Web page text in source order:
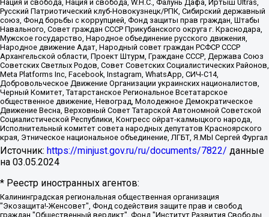
Нация и свобода, Нация и свобода, W.H.С., Фалунь Дафа, Иртыш Ultras,
Русский Патриотический клуб-Новокузнецк/РПК, Сибирский державный
союз, Фонд борьбы с коррупцией, Фонд защиты прав граждан, Штабы
Навального, Совет граждан СССР Прикубанского округа г. Краснодара,
Мужское государство, Народное объединение русского движения,
Народное движение Адат, Народный совет граждан РСФСР СССР
Архангельской области, Проект Штурм, Граждане СССР, Держава Союз
Советских Светлых Родов, Совет Советских Социалистических Районов,
Meta Platforms Inc, Facebook, Instagram, WhatsApp, СИЧ-С14,
Добровольческое Движение Организации украинских националистов,
Черный Комитет, Татарстанское Региональное Всетатарское
общественное движение, Невоград, Молодежное Демократическое
Движение Весна, Верховный Совет Татарской Автономной Советской
Социалистической Республики, Конгресс ойрат-калмыцкого народа,
Исполнительный комитет совета народных депутатов Красноярского
края, Этническое национальное объединение, ЛГБТ, Я.МЫ Сергей Фургал
Источник: https://minjust.gov.ru/ru/documents/7822/ данные
на 03.05.2024
* Реестр иностранных агентов:
Калининградская региональная общественная организация "Экозащита!-Женсовет", Фонд содействия защите прав и свобод граждан "Общественный вердикт", Фонд "Институт Развития Свободы Информации", Частное учреждение "Информационное агентство МЕМО. РУ", Региональная общественная организация "Общественная комиссия по сохранению наследия академика Сахарова", Фонд поддержки свободы прессы, Санкт-Петербургская общественная правозащитная организация "Гражданский контроль", Межрегиональная общественная организация "Информационно-просветительский центр "Мемориал", Региональный Фонд "Центр Защиты Прав Средств Массовой Информации", с 05.12.2023 Фонд "Центр Защиты Прав Средств массовой информации", Региональная общественная благотворительная организация помощи беженцам и мигрантам "Гражданское содействие", Негосударственное образовательное учреждение дополнительного профессионального образования (повышение квалификации) специалистов "АКАДЕМИЯ ПО ПРАВАМ ЧЕЛОВЕКА", Свердловская региональная общественная организация "Сутяжник", Автономная некоммерческая организация "Центр независимых социологических исследований", Союз общественных объединений "Российский исследовательский центр по правам человека", Региональное общественное учреждение научно-информационный центр "МЕМОРИАЛ", Некоммерческая организация "Фонд защиты гласности", Автономная некоммерческая организация "Институт прав человека", Городская общественная организация "Екатеринбургское общество "МЕМОРИАЛ", Городская общественная организация "Рязанское историко-просветительское и правозащитное общество "Мемориал" (Рязанский Мемориал), Челябинский региональный орган общественной самодеятельности – женское общественное объединение "Женщины Евразии", Челябинский региональный орган общественной самодеятельности "Уральская правозащитная группа", Фонд содействия защите здоровья и социальной справедливости имени Андрея Рылькова, Автономная Некоммерческая Организация "Аналитический Центр Юрия Левады", Автономная некоммерческая организация социальной поддержки населения "Проект Апрель", Региональная общественная организация помощи женщинам и детям, находящимся в кризисной ситуации "Информационно-методический центр "Анна", Фонд содействия развитию массовых коммуникаций и правовому просвещению "Так-так-Так", Фонд содействия устойчивому развитию "Серебряная тайга", Свердловский региональный общественный фонд социальных проектов "Новое время", "Idel.Реалии", Кавказ.Реалии, Крым.Реалии, Телеканал Настоящее Время, Татаро-башкирская служба Радио Свобода (Azatliq Radiosi), Радио Свободная Европа/Радио Свобода (PCE/PC), "Сибирь.Реалии", "Фактограф", Благотворительный фонд помощи осужденным и их семьям, Автономная некоммерческая организация "Институт глобализации и социальных движений", Фонд "В защиту прав заключенных", Частное учреждение "Центр поддержки и содействия развитию средств массовой информации", Пензенский региональный общественный благотворительный фонд "Гражданский союз", "Север.Реалии", Некоммерческая организация Фонд "Правовая инициатива", Общество с ограниченной ответственностью "Радио Свободная Европа/Радио Свобода", Чешское информационное агентство "MEDIUM-ORIENT", Красноярская региональная общественная организация "Мы против СПИДа", Камалягин Денис Николаевич, Маркелов Сергей Евгеньевич, Пономарев Лев Александрович, Савицкая Людмила Алексеевна, Автономная некоммерческая организация "Центр по работе с проблемой насилия "НАСИЛИЮ.НЕТ", Межрегиональный профессиональный союз работников здравоохранения "Альянс врачей", Юридическое лицо, зарегистрированное в Латвийской Республике, SIA "Medusa Project" (регистрационный номер 40103797863, дата регистрации 10.06.2014), Некоммерческая организация "Фонд по борьбе с коррупцией", Автономная некоммерческая организация "Институт права и публичной политики", Баданин Роман Сергеевич, Гликин Максим Александрович, Железнова Мария Михайловна, Лукьянова Юлия Сергеевна, Маетная Елизавета Витальевна, Маняхин Петр Борисович, Чуракова Ольга Владимировна, Ярош Юлия Петровна, Юридическое лицо "The Insider SIA", зарегистрированное в Риге, Латвийская Республика (дата регистрации 26.06.2015), являющееся администратором доменного имени интернет-издания "The Insider SIA", https://theins.ru, Постернак Алексей Евгеньевич, Рубин Михаил Аркадьевич, Анин Роман Александрович, Юридическое лицо Istories fonds, зарегистрированное в Латвийской Республике (регистрационный номер 50008295751, дата регистрации 24.02.2020), Великовский Дмитрий Александрович, Долинина Ирина Николаевна, Мароховская Алеся Алексеевна, Шлейнов Роман Юрьевич, Шмагун Олеся Валентиновна, Общество с ограниченной ответственностью "Альтаир 2021", Общество с ограниченной ответственностью "Вега 2021", Общество с ограниченной ответственностью "Главный редактор 2021", Общество с ограниченной ответственностью "Ромашки монолит", Важенков Артем Валерьевич, Ивановская областная общественная организация "Центр гендерных исследований", Гурман Юрий Альбертович, Медиапроект "ОВД-Инфо", Егоров Владимир Владимирович, Жилинский Владимир Александрович, Общество с ограниченной ответственностью "ЗП", Иванова София Юрьевна, Карезина Инна Павловна, Кильтау Екатерина Викторовна, Петров Алексей Викторович, Пискунов Сергей Евгеньевич, Смирнов Сергей Сергеевич, Тихонов Михаил Сергеевич, Общество с ограниченной ответственностью "ЖУРНАЛИСТ-ИНОСТРАННЫЙ АГЕНТ", Арапова Галина Юрьевна, Вольтская Татьяна Анатольевна, Американская компания "Mason G.E.S. Anonymous Foundation" (США), являющаяся владельцем интернет-издания https://mnews.world/, Компания "Stichting Bellingcat", зарегистрированная в Нидерландах (дата регистрации 11.07.2018), Захаров Андрей Вячеславович, Клепиковская Екатерина Дмитриевна, Общество с ограниченной ответственностью "МЕМО", Перл Роман Александрович, Симонов Евгений Алексеевич, Соловьева Елена Анатольевна, Сотников Даниил Владимирович, Сурначева Елизавета Дмитриевна, Автономная некоммерческая организация по защите прав человека и информированию населения "Якутия – Наше Мнение", Общество с ограниченной ответственностью "Москоу диджитал медиа", с 26.01.2023 Общество с ограниченной ответственностью "Чайка Белые сады", Ветошкина Валерия Валерьевна, Заговора Максим Александрович, Межрегиональное общественное движение "Российская ЛГБТ - сеть", Оленичев Максим Владимирович, Павлов Иван Юрьевич, Скворцова Елена Сергеевна, Общество с ограниченной ответственностью "Как бы инагент", Кочетков Игорь Викторович, Общество с ограниченной ответственностью "Честные выборы", Еланчик Олег Александрович, Общество с ограниченной ответственностью "Нобелевский призыв", Гималова Регина Эмилевна, Григорьев Андрей Валерьевич, Григорьева Алина Александровна, Ассоциация по содействию защите прав призывников, альтернативнослужащих и военнослужащих "Правозащитная группа "Гражданин.Армия.Право", Хисамова Регина Фаритовна, Автономная некоммерческая организация по реализации социально-правовых программ "Лилит", Дальневосточное общественное движение "Маяк", Санкт-Петербургская ЛГБТ-инициативная группа "Выход", Инициативная группа ЛГБТ+ "Реверс", Алексеев Андрей Викторович, Бекбулатова Таисия Львовна, Беляев Иван Михайлович, Владыкина Елена Сергеевна, Гельман Марат Александрович, Никульшина Вероника Юрьевна, Толоконникова Надежда Андреевна, Шендерович Виктор Анатольевич, Общество с ограниченной ответственностью "Данное сообщение", Общество с ограниченной ответственностью Издательский дом "Новая глава", Айнбиндер Александра Александровна, Московский комьюнити-центр для ЛГБТ+инициатив, Благотворительный фонд развития филантропии, Deutsche Welle (Германия, Kurt-Schumacher-Strasse 3, 53113 Bonn), Борзунова Мария Михайловна, Воробьев Виктор Викторович, Голубева Анна Львовна, Константинова Алла Михайловна, Малкова Ирина Владимировна, Мурадов Мурад Абдулгалимович, Осетинская Елизавета Николаевна, Понасенков Евгений Николаевич, Ганапольский Матвей Юрьевич, Киселев Евгений Алексеевич, Борухович Ирина Григорьевна, Дремин Иван Тимофеевич, Дубровский Дмитрий Викторович, Красноярская региональная общественная организация поддержки и развития альтернативных образовательных технологий и межкультурных коммуникаций "ИНТЕРРА", Маяковская Екатерина Алексеевна, Фейгин Марк Захарович, Филимонов Андрей Викторович, Дзугкоева Регина Николаевна, Доброхотов Роман Александрович, Дудь Юрий Александрович, Елкин Сергей Владимирович, Кругликов Кирилл Игоревич, Сабунаева Мария Леонидовна, Семенов Алексей Владимирович, Шаинян Карен Багратович, Шульман Екатерина Михайловна, Асафьев Артур Валерьевич, Вахштайн Виктор Семенович, Венедиктов Алексей Алексеевич, Лушникова Екатерина Евгеньевна, Волков Леонид Михайлович, Невзоров Александр Глебович, Пархоменко Сергей Борисович, Сироткин Ярослав Николаевич, Кара-Мурза Владимир Владимирович, Баранова Наталья Владимировна, Гозман Леонид Яковлевич, Кагарлицкий Борис Юльевич, Климарев Михаил Валерьевич, Милов Владимир Станиславович, Автономная некоммерческая организация Краснодарский центр современного искусства "Типография", Моргенштерн Алишер Тагирович, Соболь Любовь Эдуардовна, Общество с ограниченной ответственностью "ЛИЗА НОРМ", Каспаров Гарри Кимович, Ходорковский Михаил Борисович, Общество с ограниченной ответственностью "Апрельские тезисы", Данилович Ирина Брониславовна, Кашин Олег Владимирович, Петров Николай Владимирович, Пивоваров Алексей Владимирович, Соколов Михаил Владимирович, Цветкова Юлия Владимировна, Чичваркин Евгений Александрович, Комитет против пыток/Команда против пыток, Общество с ограниченной ответственностью "Первый научный", Общество с ограниченной ответственностью "Вертолет и ко", Белоцерковская Вероника Борисовна, Кац Максим Евгеньевич, Лазарева Татьяна Юрьевна, Шаведдинов Руслан Табризович, Яшин Илья Валерьевич, Общество с ограниченной ответственностью "Иноагент ААВ", Алешковский Дмитрий Петрович, Альбац Евгения Марковна, Быков Дмитрий Львович, Галямина Юлия Евгеньевна, Лойко Сергей Леонидович, Мартынов Кирилл Константинович, Медведев Сергей Александрович, Крашенинников Федор Геннадиевич, Гордеева Катерина Вл